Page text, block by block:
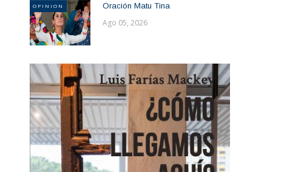
OPINION Oración Matu Tina
Ago 05, 2026